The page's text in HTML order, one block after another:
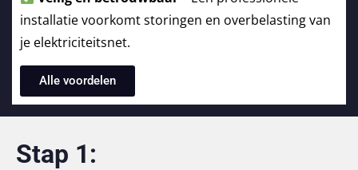
installatie voorkomt storingen en overbelasting van
je elektriciteitsnet.
Alle voordelen
Stap 1: